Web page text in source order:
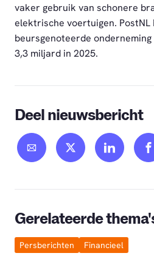
vaker gebruik van schonere
elektrische voertuigen. PostNL
beursgenoteerde
3,3 miljard in 2025.
Deel nieuwsbericht
Gerelateerde
Persberichten Financieel